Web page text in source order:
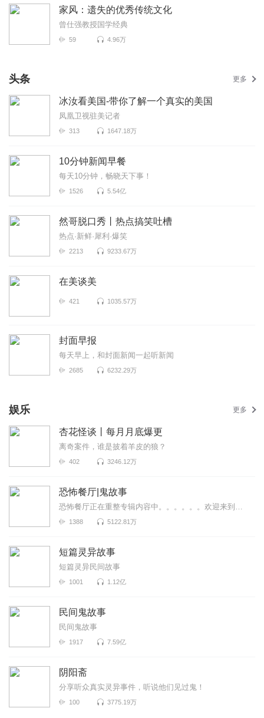
家风：遗失的优秀传统文化
曾仕强教授国学经典
59 4.96万
头条 更多
冰汝看美国-带你了解一个真实的美国
凤凰卫视驻美记者
313 1647.18万
10分钟新闻早餐
每天10分钟，畅晓天下事！
1526 5.54亿
然哥脱口秀丨热点搞笑吐槽
热点·新鲜·犀利·爆笑
2213 9233.67万
在美谈美
421 1035.57万
封面早报
每天早上，和封面新闻一起听新闻
2685 6232.29万
娱乐 更多
杏花怪谈丨每月月底爆更
离奇案件，谁是披着羊皮的狼？
402 3246.12万
恐怖餐厅|鬼故事
恐怖餐厅正在重整专辑内容中。。。。。。欢迎来到恐怖餐厅，来品尝不一样的味道~
1388 5122.81万
短篇灵异故事
短篇灵异民间故事
1001 1.12亿
民间鬼故事
民间鬼故事
1917 7.59亿
阴阳斋
分享听众真实灵异事件，听说他们见过鬼！
100 3775.19万